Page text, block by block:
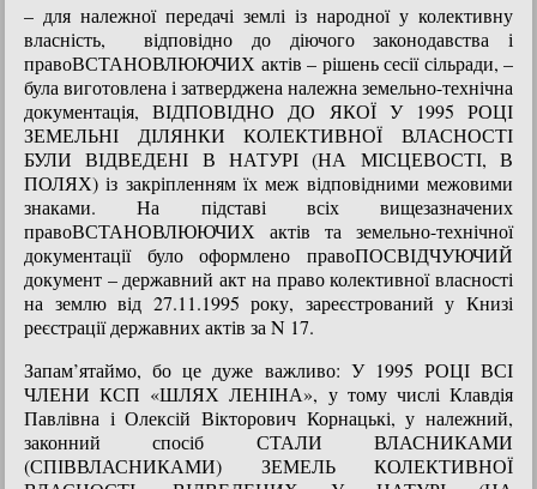
– для належної передачі землі із народної у колективну
власність, відповідно до діючого законодавства і
правоВСТАНОВЛЮЮЧИХ актів – рішень сесії сільради, –
була виготовлена і затверджена належна земельно-технічна
документація, ВІДПОВІДНО ДО ЯКОЇ У 1995 РОЦІ
ЗЕМЕЛЬНІ ДІЛЯНКИ КОЛЕКТИВНОЇ ВЛАСНОСТІ
БУЛИ ВІДВЕДЕНІ В НАТУРІ (НА МІСЦЕВОСТІ, В
ПОЛЯХ) із закріпленням їх меж відповідними межовими
знаками. На підставі всіх вищезазначених
правоВСТАНОВЛЮЮЧИХ актів та земельно-технічної
документації було оформлено правоПОСВІДЧУЮЧИЙ
документ – державний акт на право колективної власності
на землю від 27.11.1995 року, зареєстрований у Книзі
реєстрації державних актів за N 17.
Запам’ятаймо, бо це дуже важливо: У 1995 РОЦІ ВСІ
ЧЛЕНИ КСП «ШЛЯХ ЛЕНІНА», у тому числі Клавдія
Павлівна і Олексій Вікторович Корнацькі, у належний,
законний спосіб СТАЛИ ВЛАСНИКАМИ
(СПІВВЛАСНИКАМИ) ЗЕМЕЛЬ КОЛЕКТИВНОЇ